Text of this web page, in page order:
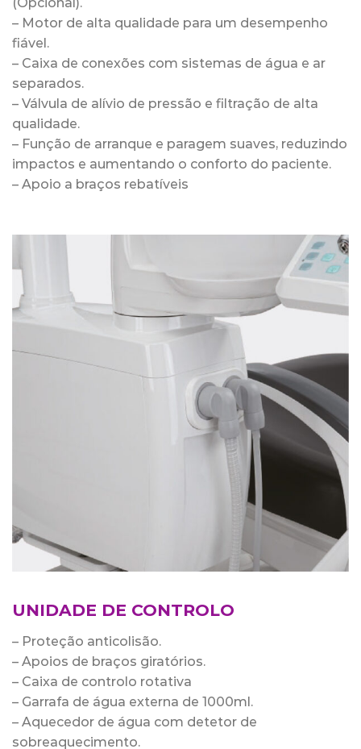
– Motor de alta qualidade para um desempenho
fiável.
– Caixa de conexões com sistemas de água e ar
separados.
– Válvula de alívio de pressão e filtração de alta
qualidade.
– Função de arranque e paragem suaves, reduzindo
impactos e aumentando o conforto do paciente.
– Apoio a braços rebatíveis
UNIDADE DE CONTROLO
– Proteção anticolisão.
– Apoios de braços giratórios.
– Caixa de controlo rotativa
– Garrafa de água externa de 1000ml.
– Aquecedor de água com detetor de
sobreaquecimento.